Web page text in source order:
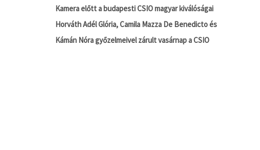
Kamera előtt a budapesti CSIO magyar kiválóságai
Horváth Adél Glória, Camila Mazza De Benedicto és
Kámán Nóra győzelmeivel zárult vasárnap a CSIO